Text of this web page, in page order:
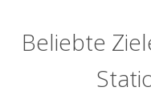
Beliebte